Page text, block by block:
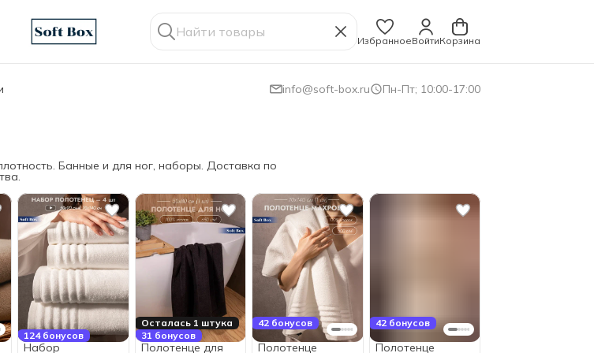
ИзбранноеВойтиКорзина
info@soft-box.ru Пн-Пт; 10:00-17:00
Банные и для ног, наборы. Доставка по
124 бонусов
Набор
Осталась 1 штука
31 бонусов
Полотенце для
42 бонусов
Полотенце
42 бонусов
Полотенце